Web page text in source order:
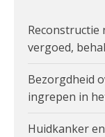
Reconstructie
vergoed,
Bezorgdheid
ingrepen in
Huidkanker